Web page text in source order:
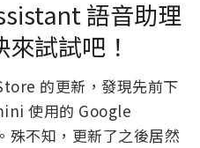
語音助理
試試吧！
的更新，發現先前下
使用的 Google
不知，更新了之後居然